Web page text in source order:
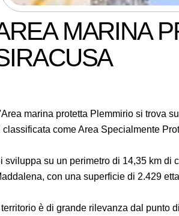
MARINA
marina protetta Plemmirio si trova
classificata come Area Specialmente
sviluppa su un perimetro di 14,35 km di
con una superficie di 2.429
territorio è di grande rilevanza dal punto